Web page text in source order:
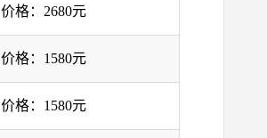
价格：2680元
价格：1580元
价格：1580元